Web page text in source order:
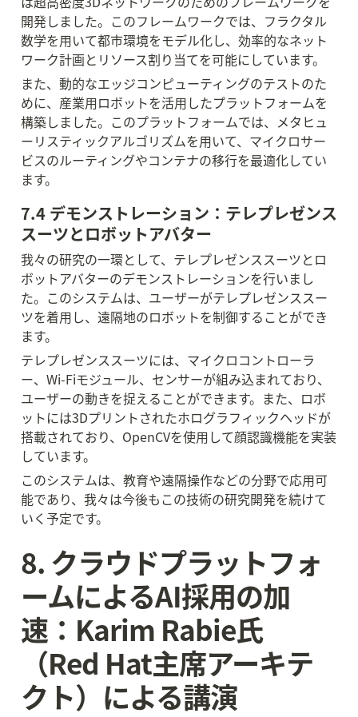
開発しました。このフレームワークでは、フラクタル
数学を用いて都市環境をモデル化し、効率的なネット
ワーク計画とリソース割り当てを可能にしています。
また、動的なエッジコンピューティングのテストのた
めに、産業用ロボットを活用したプラットフォームを
構築しました。このプラットフォームでは、メタヒュ
ーリスティックアルゴリズムを用いて、マイクロサー
ビスのルーティングやコンテナの移行を最適化してい
ます。
7.4 デモンストレーション：テレプレゼンス
スーツとロボットアバター
我々の研究の一環として、テレプレゼンススーツとロ
ボットアバターのデモンストレーションを行いまし
た。このシステムは、ユーザーがテレプレゼンススー
ツを着用し、遠隔地のロボットを制御することができ
ます。
テレプレゼンススーツには、マイクロコントローラ
ー、Wi-Fiモジュール、センサーが組み込まれており、
ユーザーの動きを捉えることができます。また、ロボ
ットには3Dプリントされたホログラフィックヘッドが
搭載されており、OpenCVを使用して顔認識機能を実装
しています。
このシステムは、教育や遠隔操作などの分野で応用可
能であり、我々は今後もこの技術の研究開発を続けて
いく予定です。
8. クラウドプラットフォ
ームによるAI採用の加
速：Karim Rabie氏
（Red Hat主席アーキテ
クト）による講演